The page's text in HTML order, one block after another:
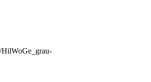
HilWoGe_grau-